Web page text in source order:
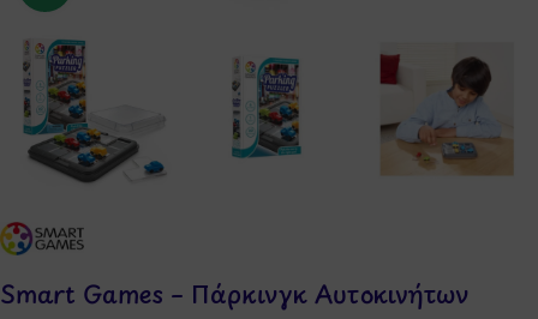
Smart Games – Πάρκινγκ Αυτοκινήτων